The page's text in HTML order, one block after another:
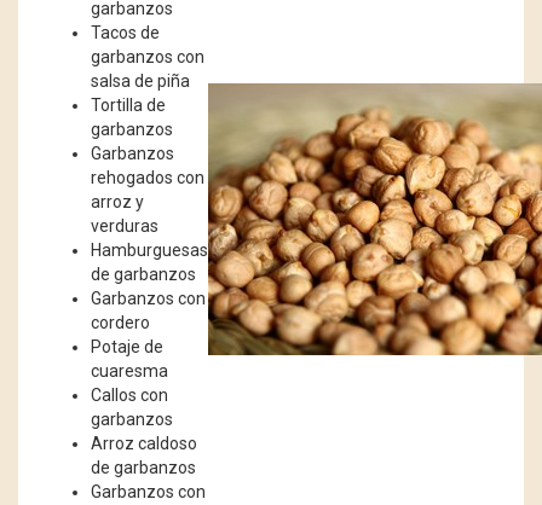
garbanzos
Tacos de
garbanzos con
salsa de piña
Tortilla de
garbanzos
Garbanzos
rehogados con
arroz y
verduras
Hamburguesas
de garbanzos
Garbanzos con
cordero
Potaje de
cuaresma
Callos con
garbanzos
Arroz caldoso
de garbanzos
Garbanzos con